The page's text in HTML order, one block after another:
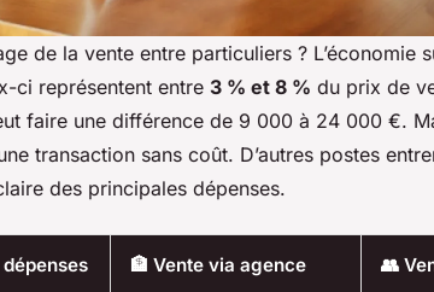
de la vente entre particuliers ? L’économie
ci représentent entre 3 % et 8 % du prix de
faire une différence de 9 000 à 24 000 €.
transaction sans coût. D’autres postes
des principales dépenses.
dépenses 🏦 Vente via agence 👥